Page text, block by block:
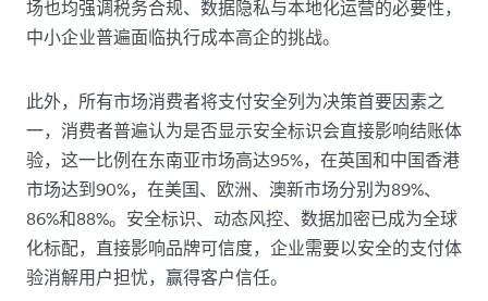
场也均强调税务合规、数据隐私与本地化运营的必要性，
中小企业普遍面临执行成本高企的挑战。
此外，所有市场消费者将支付安全列为决策首要因素之
一，消费者普遍认为是否显示安全标识会直接影响结账体
验，这一比例在东南亚市场高达95%，在英国和中国香港
市场达到90%，在美国、欧洲、澳新市场分别为89%、
86%和88%。安全标识、动态风控、数据加密已成为全球
化标配，直接影响品牌可信度，企业需要以安全的支付体
验消解用户担忧，赢得客户信任。